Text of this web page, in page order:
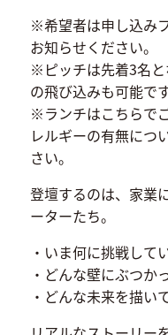
※希望者は申し込み
お知らせください。
※ピッチは先着3名
の飛び込みも可能です
※ランチはこちらで
レルギーの有無につ
さい。
登壇するのは、家業
ーターたち。
・いま何に挑戦して
・どんな壁にぶつか
・どんな未来を描い